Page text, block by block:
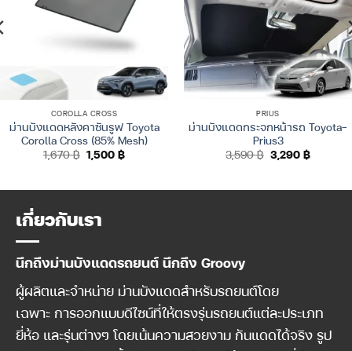
COROLLA CROSS
ม่านบังแดดหลังคาซันรูฟ Toyota
Corolla Cross (85% Mesh)
1,670฿ Original
price
1,500฿Current
PRIUS
ม่านบังแดดกระจกหน้ารถ Toyota-
Prius3
3,590฿ Original
price
3,290฿Current
เกี่ยวกับเรา
นึกถึงม่านบังแดดรถยนต์ นึกถึง Groovy
ผู้ผลิตและจำหน่าย ม่านบังแดดสำหรับรถยนต์โดย
เฉพาะ การออกแบบดีไซน์ที่ให้ตรงรุ่นรถยนต์แต่ละประเภท
ยี่ห้อ และรุ่นต่างๆ โดยเน้นความสวยงาม กันแดดได้จริง รูป